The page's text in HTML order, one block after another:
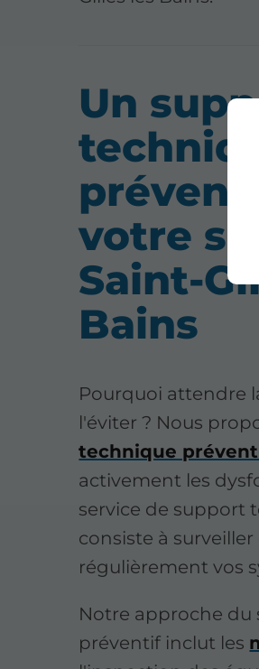
Un
votre
Saint-
Bains
Pourquoi attendre
l'éviter ? Nous
technique
activement les
service de support
consiste à
régulièrement vos
Notre approche
préventif inclut les